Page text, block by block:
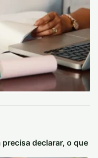
declarar, o que